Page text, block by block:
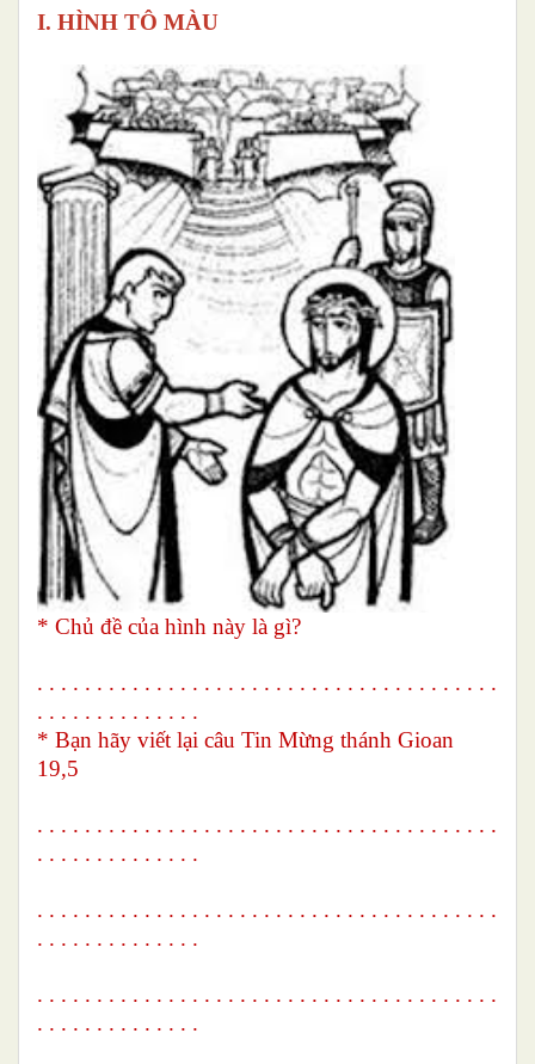
I. HÌNH TÔ MÀU
* Chủ đề của hình này là gì?
. . . . . . . . . . . . . . . . . . . . . . . . . . . . . . . . . . . . . . .
. . . . . . . . . . . . . .
* Bạn hãy viết lại câu Tin Mừng thánh Gioan
19,5
. . . . . . . . . . . . . . . . . . . . . . . . . . . . . . . . . . . . . . .
. . . . . . . . . . . . . .
. . . . . . . . . . . . . . . . . . . . . . . . . . . . . . . . . . . . . . .
. . . . . . . . . . . . . .
. . . . . . . . . . . . . . . . . . . . . . . . . . . . . . . . . . . . . . .
. . . . . . . . . . . . . .